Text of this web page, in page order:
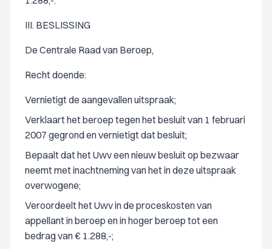
III. BESLISSING
De Centrale Raad van Beroep,
Recht doende:
Vernietigt de aangevallen uitspraak;
Verklaart het beroep tegen het besluit van 1 februari
2007 gegrond en vernietigt dat besluit;
Bepaalt dat het Uwv een nieuw besluit op bezwaar
neemt met inachtneming van het in deze uitspraak
overwogene;
Veroordeelt het Uwv in de proceskosten van
appellant in beroep en in hoger beroep tot een
bedrag van € 1.288,-;